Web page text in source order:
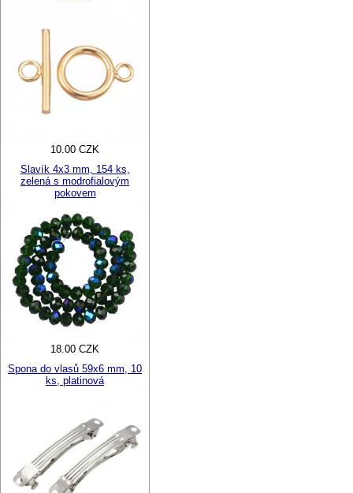
10.00 CZK
Slavík 4x3 mm, 154 ks,
zelená s modrofialovým
pokovem
18.00 CZK
Spona do vlasů 59x6 mm, 10
ks, platinová